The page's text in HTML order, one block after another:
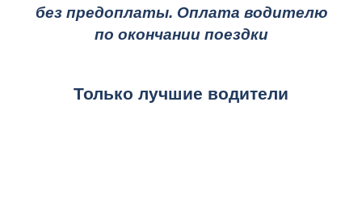
без предоплаты. Оплата водителю
по окончании поездки
Только лучшие водители